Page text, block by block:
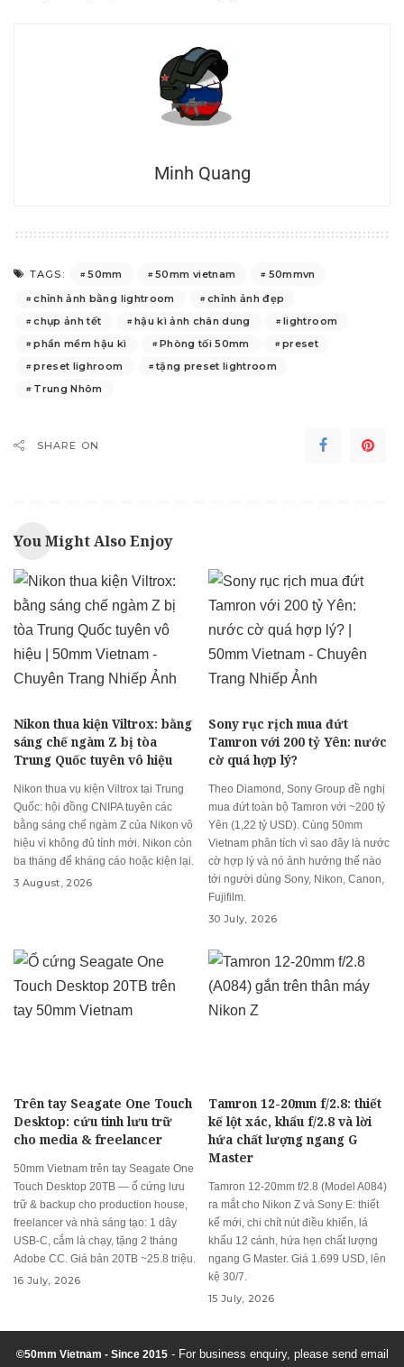
Minh Quang
TAGS: 50mm 50mm vietnam
50mmvn
chỉnh ảnh bằng lightroom
chỉnh ảnh đẹp
chụp ảnh tết
hậu kì ảnh chân dung
lightroom
phần mềm hậu kì
Phòng tối 50mm
preset
preset lighroom
tặng preset lightroom
Trung Nhôm
SHARE ON
You Might Also Enjoy
Nikon thua kiện Viltrox: bằng
sáng chế ngàm Z bị tòa
Trung Quốc tuyên vô hiệu
Nikon thua vụ kiện Viltrox tại Trung
Quốc: hội đồng CNIPA tuyên các
bằng sáng chế ngàm Z của Nikon vô
hiệu vì không đủ tính mới. Nikon còn
ba tháng để kháng cáo hoặc kiện lại.
3 August, 2026
Sony rục rịch mua đứt
Tamron với 200 tỷ Yên: nước
cờ quá hợp lý?
Theo Diamond, Sony Group đề nghị
mua đứt toàn bộ Tamron với ~200 tỷ
Yên (1,22 tỷ USD). Cùng 50mm
Vietnam phân tích vì sao đây là nước
cờ hợp lý và nó ảnh hưởng thế nào
tới người dùng Sony, Nikon, Canon,
Fujifilm.
30 July, 2026
Trên tay Seagate One Touch
Desktop: cứu tinh lưu trữ
cho media & freelancer
50mm Vietnam trên tay Seagate One
Touch Desktop 20TB — ổ cứng lưu
trữ & backup cho production house,
freelancer và nhà sáng tạo: 1 dây
USB-C, cắm là chạy, tặng 2 tháng
Adobe CC. Giá bản 20TB ~25.8 triệu.
16 July, 2026
Tamron 12-20mm f/2.8: thiết
kế lột xác, khẩu f/2.8 và lời
hứa chất lượng ngang G
Master
Tamron 12-20mm f/2.8 (Model A084)
ra mắt cho Nikon Z và Sony E: thiết
kế mới, chi chít nút điều khiển, lá
khẩu 12 cánh, hứa hẹn chất lượng
ngang G Master. Giá 1.699 USD, lên
kệ 30/7.
15 July, 2026
©50mm Vietnam - Since 2015- For business enquiry, please send email